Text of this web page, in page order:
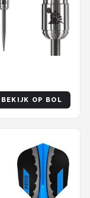
BEKIJK OP BOL